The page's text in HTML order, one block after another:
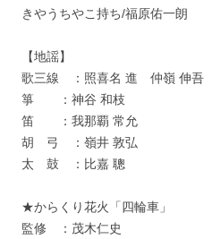
きやうちやこ持ち/福原佑一朗
【地謡】
歌三線 ：照喜名 進 仲嶺 伸吾
箏 ：神谷 和枝
笛 ：我那覇 常允
胡 弓 ：嶺井 敦弘
太 鼓 ：比嘉 聰
★からくり花火「四輪車」
監修 ：茂木仁史